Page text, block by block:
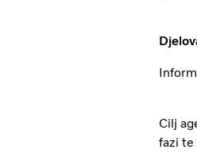
Cilj
fazi te